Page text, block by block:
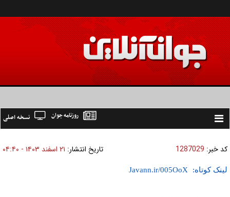
Toggle
نسخه اصلی روزنامه جوان
کد خبر: 1287029 تاریخ انتشار: ۲۱ اسفند ۱۴۰۳ - ۰۴:۴۰
لینک کوتاه: